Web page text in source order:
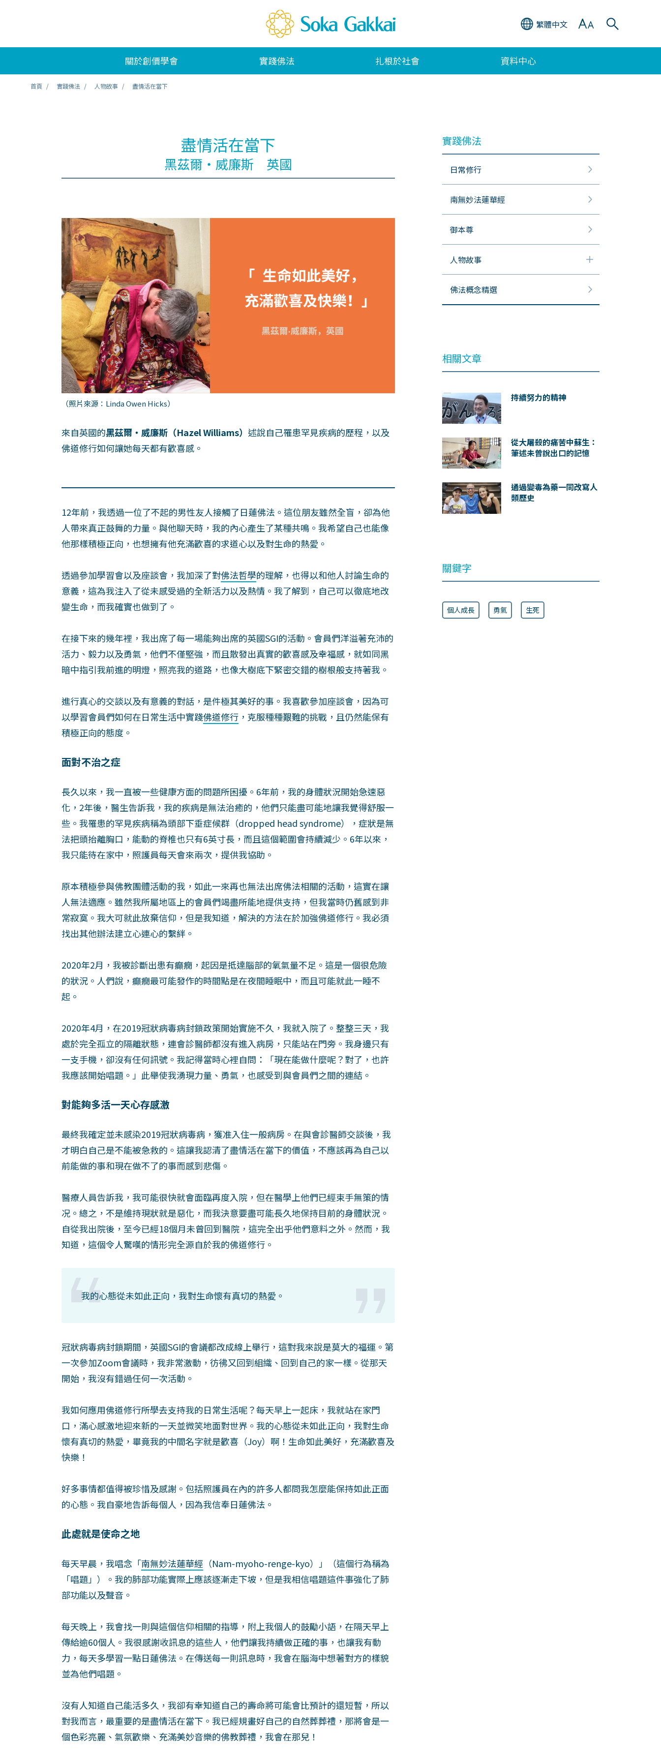
繁體中文
關於創價學會 實踐佛法 扎根於社會 資料中心
首頁 實踐佛法 人物故事 盡情活在當下
盡情活在當下
黑茲爾‧威廉斯 英國
（照片來源：Linda Owen Hicks）
來自英國的黑茲爾‧威廉斯（Hazel Williams） 述說自己罹患罕見疾病的歷程，以及
佛道修行如何讓她每天都有歡喜感。
12年前，我透過一位了不起的男性友人接觸了日蓮佛法。這位朋友雖然全盲，卻為他
人帶來真正鼓舞的力量。與他聊天時，我的內心產生了某種共鳴。我希望自己也能像
他那樣積極正向，也想擁有他充滿歡喜的求道心以及對生命的熱愛。
透過參加學習會以及座談會，我加深了對佛法哲學的理解，也得以和他人討論生命的
意義，這為我注入了從未感受過的全新活力以及熱情。我了解到，自己可以徹底地改
變生命，而我確實也做到了。
在接下來的幾年裡，我出席了每一場能夠出席的英國SGI的活動。會員們洋溢著充沛的
活力、毅力以及勇氣，他們不僅堅強，而且散發出真實的歡喜感及幸福感，就如同黑
暗中指引我前進的明燈，照亮我的道路，也像大樹底下緊密交錯的樹根般支持著我。
進行真心的交談以及有意義的對話，是件極其美好的事。我喜歡參加座談會，因為可
以學習會員們如何在日常生活中實踐佛道修行 ，克服種種艱難的挑戰，且仍然能保有
積極正向的態度。
面對不治之症
長久以來，我一直被一些健康方面的問題所困擾。6年前，我的身體狀況開始急速惡
化，2年後，醫生告訴我，我的疾病是無法治癒的，他們只能盡可能地讓我覺得舒服一
些。我罹患的罕見疾病稱為頭部下垂症候群（dropped head syndrome），症狀是無
法把頭抬離胸口，能動的脊椎也只有6英寸長，而且這個範圍會持續減少。6年以來，
我只能待在家中，照護員每天會來兩次，提供我協助。
原本積極參與佛教團體活動的我，如此一來再也無法出席佛法相關的活動，這實在讓
人無法適應。雖然我所屬地區上的會員們竭盡所能地提供支持，但我當時仍舊感到非
常寂寞。我大可就此放棄信仰，但是我知道，解決的方法在於加強佛道修行。我必須
找出其他辦法建立心連心的繫絆。
2020年2月，我被診斷出患有癲癇，起因是抵達腦部的氧氣量不足。這是一個很危險
的狀況。人們說，癲癇最可能發作的時間點是在夜間睡眠中，而且可能就此一睡不
起。
2020年4月，在2019冠狀病毒病封鎖政策開始實施不久，我就入院了。整整三天，我
處於完全孤立的隔離狀態，連會診醫師都沒有進入病房，只能站在門旁。我身邊只有
一支手機，卻沒有任何訊號。我記得當時心裡自問：「現在能做什麼呢？對了，也許
我應該開始唱題。」此舉使我湧現力量、勇氣，也感受到與會員們之間的連結。
對能夠多活一天心存感激
最終我確定並未感染2019冠狀病毒病，獲准入住一般病房。在與會診醫師交談後，我
才明白自己是不能被急救的。這讓我認清了盡情活在當下的價值，不應該再為自己以
前能做的事和現在做不了的事而感到悲傷。
醫療人員告訴我，我可能很快就會面臨再度入院，但在醫學上他們已經束手無策的情
况。總之，不是維持現狀就是惡化，而我決意要盡可能長久地保持目前的身體狀況。
自從我出院後，至今已經18個月未曾回到醫院，這完全出乎他們意料之外。然而，我
知道，這個令人驚嘆的情形完全源自於我的佛道修行。
我的心態從未如此正向，我對生命懷有真切的熱愛。
冠狀病毒病封鎖期間，英國SGI的會議都改成線上舉行，這對我來說是莫大的福運。第
一次參加Zoom會議時，我非常激動，彷彿又回到組織、回到自己的家一樣。從那天
開始，我沒有錯過任何一次活動。
我如何應用佛道修行所學去支持我的日常生活呢？每天早上一起床，我就站在家門
口，滿心感激地迎來新的一天並微笑地面對世界。我的心態從未如此正向，我對生命
懷有真切的熱愛，畢竟我的中間名字就是歡喜（Joy）啊！生命如此美好，充滿歡喜及
快樂！
好多事情都值得被珍惜及感謝。包括照護員在內的許多人都問我怎麼能保持如此正面
的心態。我自豪地告訴每個人，因為我信奉日蓮佛法。
此處就是使命之地
每天早晨，我唱念「南無妙法蓮華經 （Nam-myoho-renge-kyo）」（這個行為稱為
「唱題」）。我的肺部功能實際上應該逐漸走下坡，但是我相信唱題這件事強化了肺
部功能以及聲音。
每天晚上，我會找一則與這個信仰相關的指導，附上我個人的鼓勵小語，在隔天早上
傳給逾60個人。我很感謝收訊息的這些人，他們讓我持續做正確的事，也讓我有動
力，每天多學習一點日蓮佛法。在傳送每一則訊息時，我會在腦海中想著對方的樣貌
並為他們唱題。
沒有人知道自己能活多久，我卻有幸知道自己的壽命將可能會比預計的還短暫，所以
對我而言，最重要的是盡情活在當下。我已經規畫好自己的自然葬葬禮，那將會是一
個色彩亮麗、氣氛歡樂、充滿美妙音樂的佛教葬禮，我會在那兒！
實踐佛法
日常修行
南無妙法蓮華經
御本尊
人物故事
佛法概念精選
相關文章
持續努力的精神
從大屠殺的痛苦中蘇生：
筆述未曾說出口的記憶
通過變毒為藥一同改寫人
類歷史
關鍵字
個人成長 勇氣 生死